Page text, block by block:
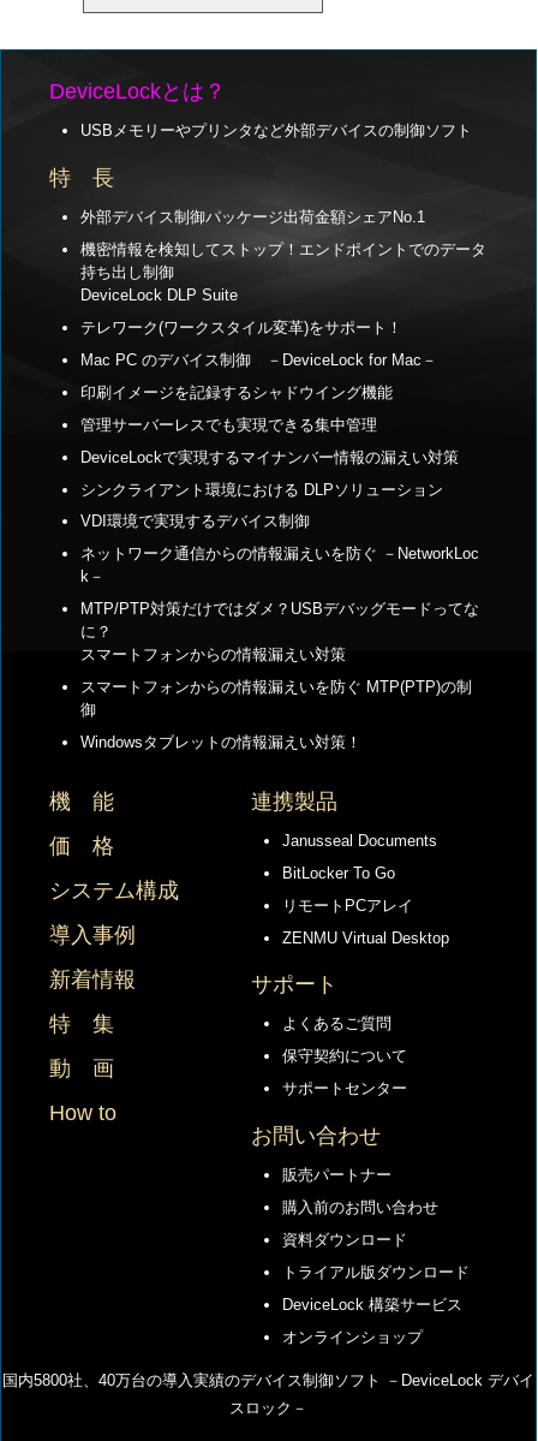
DeviceLockとは？
USBメモリーやプリンタなど外部デバイスの制御ソフト
特 長
外部デバイス制御パッケージ出荷金額シェアNo.1
機密情報を検知してストップ！エンドポイントでのデータ
持ち出し制御
DeviceLock DLP Suite
テレワーク(ワークスタイル変革)をサポート！
Mac PC のデバイス制御 －DeviceLock for Mac－
印刷イメージを記録するシャドウイング機能
管理サーバーレスでも実現できる集中管理
DeviceLockで実現するマイナンバー情報の漏えい対策
シンクライアント環境における DLPソリューション
VDI環境で実現するデバイス制御
ネットワーク通信からの情報漏えいを防ぐ －NetworkLoc
k－
MTP/PTP対策だけではダメ？USBデバッグモードってな
に？
スマートフォンからの情報漏えい対策
スマートフォンからの情報漏えいを防ぐ MTP(PTP)の制
御
Windowsタブレットの情報漏えい対策！
機 能
価 格
システム構成
導入事例
新着情報
特 集
動 画
How to
連携製品
Janusseal Documents
BitLocker To Go
リモートPCアレイ
ZENMU Virtual Desktop
サポート
よくあるご質問
保守契約について
サポートセンター
お問い合わせ
販売パートナー
購入前のお問い合わせ
資料ダウンロード
トライアル版ダウンロード
DeviceLock 構築サービス
オンラインショップ
国内5800社、40万台の導⼊実績のデバイス制御ソフト －DeviceLock デバイ
スロック－